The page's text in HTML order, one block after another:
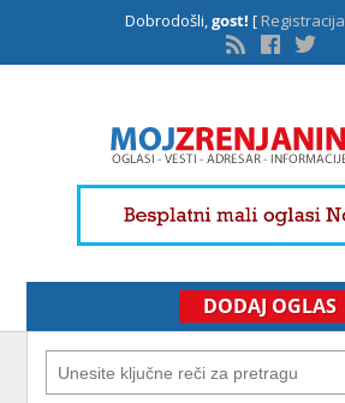
Dobrodošli,gost! [Registracija
DODAJ OGLAS